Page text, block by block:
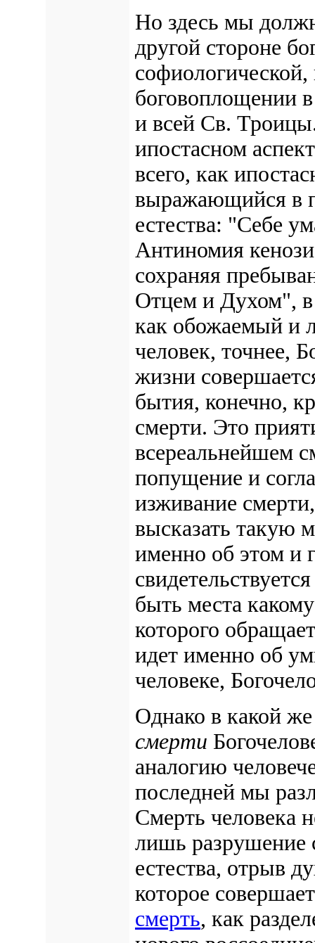
Но здесь мы
другой стороне
боговоплощении
и всей Св.
ипостасном
всего, как
выражающийся в
естества: "Себе
Антиномия
сохраняя
Отцем и Духом",
как обожаемый и
человек, точнее,
жизни
бытия, конечно,
смерти. Это
всереальнейшем
попущение и
изживание
высказать такую
именно об этом и
быть места
которого
идет именно об
человеке,
Однако в какой
смерти
аналогию
последней мы
Смерть человека
лишь разрушение
естества, отрыв
которое
смерть, как